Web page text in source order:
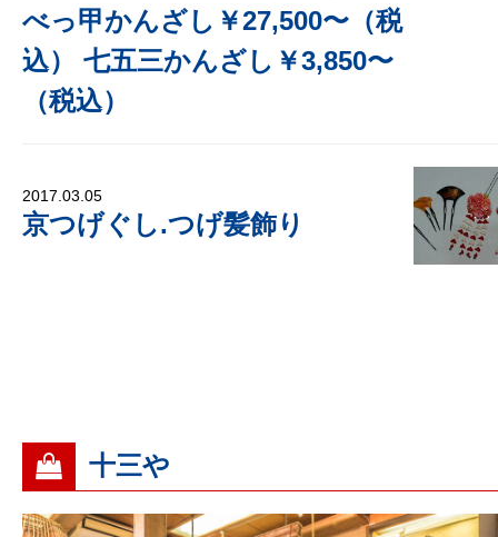
べっ甲かんざし￥27,500〜（税
込） 七五三かんざし￥3,850〜
（税込）
2017.03.05
京つげぐし.つげ髪飾り
十三や